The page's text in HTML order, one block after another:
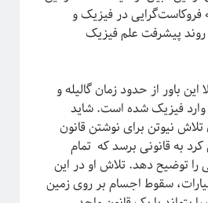
داده در بازار و نه دانشگاه!
در علم جایی برای جوگیرها نیست!
در فیزیک و
پیشرفت علم فیزیک
این باور از حدود زمان گالیله و
فیزیک شده ‌است. شاید
نیوتن برای نوشتن قانون
به قانونی برسد که تمام
توضیح دهد. تلاش او در این
سقوط اجسام بر روی زمین